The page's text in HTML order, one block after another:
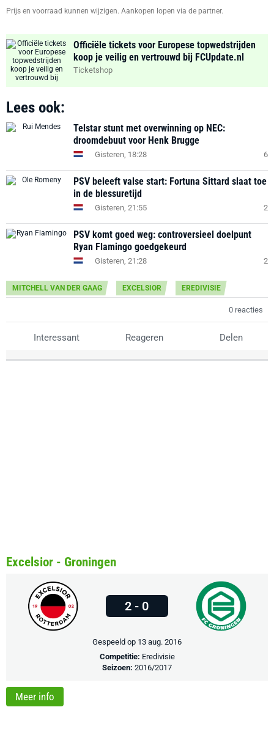
Prijs en voorraad kunnen wijzigen. Aankopen lopen via de partner.
Officiële tickets voor Europese topwedstrijden
koop je veilig en vertrouwd bij FCUpdate.nl
Ticketshop
Lees ook:
Telstar stunt met overwinning op NEC:
droomdebuut voor Henk Brugge
Gisteren, 18:28 6
PSV beleeft valse start: Fortuna Sittard slaat toe
in de blessuretijd
Gisteren, 21:55 2
PSV komt goed weg: controversieel doelpunt
Ryan Flamingo goedgekeurd
Gisteren, 21:28 2
MITCHELL VAN DER GAAG EXCELSIOR EREDIVISIE
0 reacties
Interessant Reageren Delen
Excelsior - Groningen
2 - 0
Gespeeld op 13 aug. 2016
Competitie: Eredivisie
Seizoen: 2016/2017
Meer info